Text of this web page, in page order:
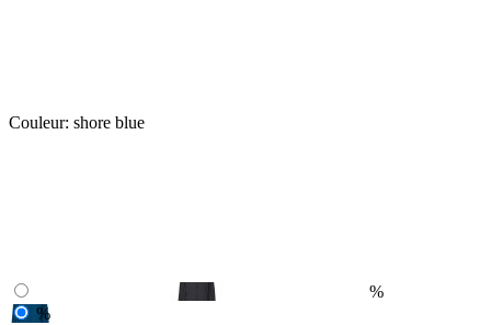
Couleur: shore blue
%
%